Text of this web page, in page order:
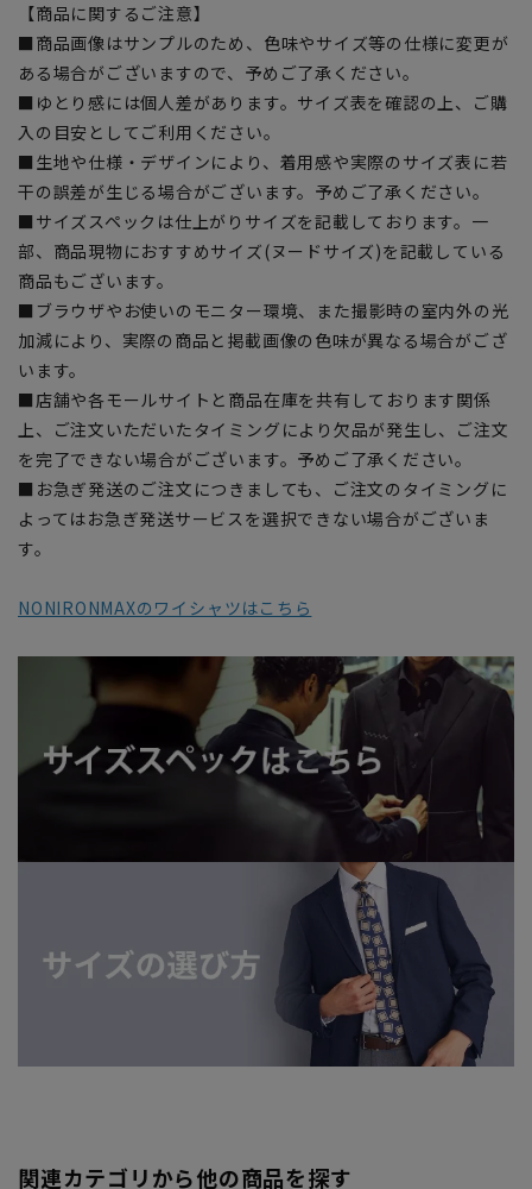
【商品に関するご注意】
■商品画像はサンプルのため、色味やサイズ等の仕様に変更が
ある場合がございますので、予めご了承ください。
■ゆとり感には個人差があります。サイズ表を確認の上、ご購
入の目安としてご利用ください。
■生地や仕様・デザインにより、着用感や実際のサイズ表に若
干の誤差が生じる場合がございます。予めご了承ください。
■サイズスペックは仕上がりサイズを記載しております。一
部、商品現物におすすめサイズ(ヌードサイズ)を記載している
商品もございます。
■ブラウザやお使いのモニター環境、また撮影時の室内外の光
加減により、実際の商品と掲載画像の色味が異なる場合がござ
います。
■店舗や各モールサイトと商品在庫を共有しております関係
上、ご注文いただいたタイミングにより欠品が発生し、ご注文
を完了できない場合がございます。予めご了承ください。
■お急ぎ発送のご注文につきましても、ご注文のタイミングに
よってはお急ぎ発送サービスを選択できない場合がございま
す。
NONIRONMAXのワイシャツはこちら
関連カテゴリから他の商品を探す